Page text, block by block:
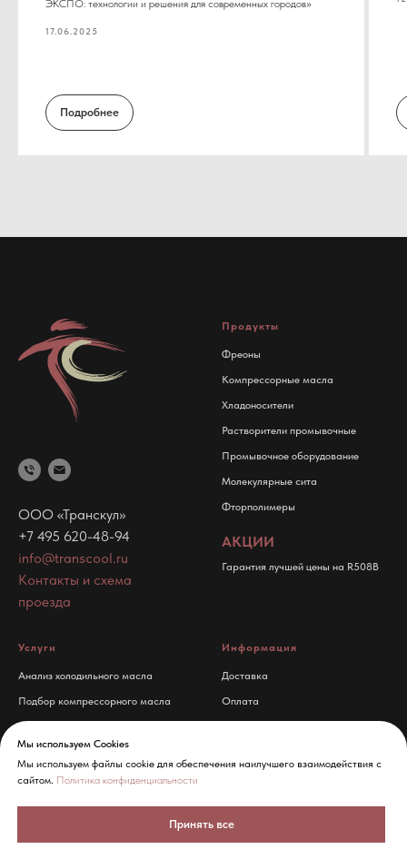
ЭКСПО: технологии и решения для современных городов»
17.06.2025
Подробнее
ООО «Транскул»
+7 495 620-48-94
info@transcool.ru
Контакты и схема
проезда
Продукты
Фреоны
Компрессорные масла
Хладоносители
Растворители промывочные
Промывочное оборудование
Молекулярные сита
Фторполимеры
АКЦИИ
Гарантия лучшей цены на R508B
Услуги
Анализ холодильного масла
Подбор компрессорного масла
Техническая поддержка
БРЕНДЫ
Bitzer› CPI›Emkarate›Errecom›
Информация
Доставка
Оплата
Мы используем Cookies
Мы используем файлы cookie для обеспечения наилучшего взаимодействия с
сайтом. Политика конфиденциальности
Принять все